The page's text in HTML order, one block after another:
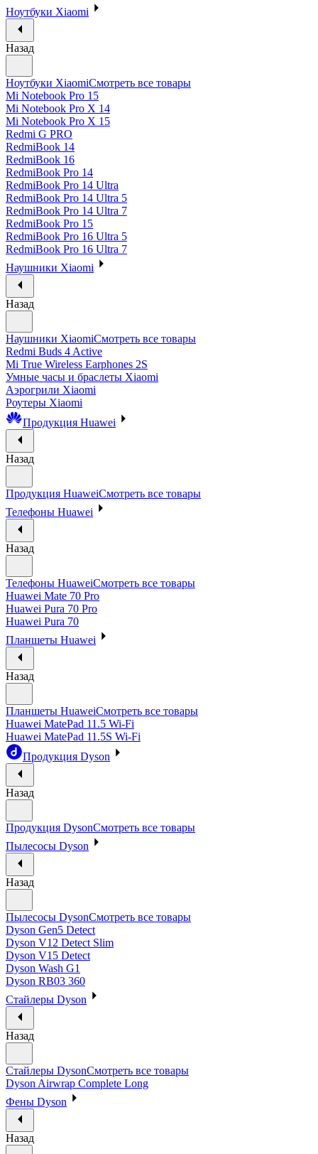
Ноутбуки Xiaomi
Назад
Ноутбуки XiaomiСмотреть все товары
Mi Notebook Pro 15
Mi Notebook Pro X 14
Mi Notebook Pro X 15
Redmi G PRO
RedmiBook 14
RedmiBook 16
RedmiBook Pro 14
RedmiBook Pro 14 Ultra
RedmiBook Pro 14 Ultra 5
RedmiBook Pro 14 Ultra 7
RedmiBook Pro 15
RedmiBook Pro 16 Ultra 5
RedmiBook Pro 16 Ultra 7
Наушники Xiaomi
Назад
Наушники XiaomiСмотреть все товары
Redmi Buds 4 Active
Mi True Wireless Earphones 2S
Умные часы и браслеты Xiaomi
Аэрогрили Xiaomi
Роутеры Xiaomi
Продукция Huawei
Назад
Продукция HuaweiСмотреть все товары
Телефоны Huawei
Назад
Телефоны HuaweiСмотреть все товары
Huawei Mate 70 Pro
Huawei Pura 70 Pro
Huawei Pura 70
Планшеты Huawei
Назад
Планшеты HuaweiСмотреть все товары
Huawei MatePad 11.5 Wi-Fi
Huawei MatePad 11.5S Wi-Fi
Продукция Dyson
Назад
Продукция DysonСмотреть все товары
Пылесосы Dyson
Назад
Пылесосы DysonСмотреть все товары
Dyson Gen5 Detect
Dyson V12 Detect Slim
Dyson V15 Detect
Dyson Wash G1
Dyson RB03 360
Стайлеры Dyson
Назад
Стайлеры DysonСмотреть все товары
Dyson Airwrap Complete Long
Фены Dyson
Назад